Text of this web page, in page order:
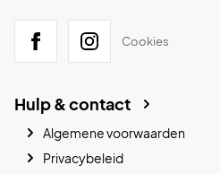
Cookies
Hulp & contact
Algemene voorwaarden
Privacybeleid